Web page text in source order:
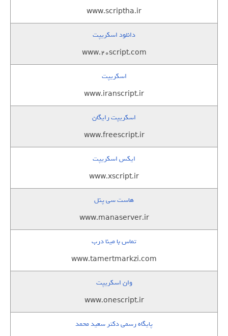
www.scriptha.ir
دانلود اسکریپت
www.20script.com
اسکریپت
www.iranscript.ir
اسکریپت رایگان
www.freescript.ir
ایکس اسکریپت
www.xscript.ir
هاست سی پنل
www.manaserver.ir
تماس با مینا درب
www.tamertmarkzi.com
وان اسکریپت
www.onescript.ir
پایگاه رسمی دکتر سعید محمد